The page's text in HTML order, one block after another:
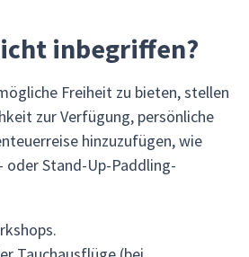
inbegriffen?
Freiheit zu bieten, stellen
zur Verfügung, persönliche
hinzuzufügen, wie
oder Stand-Up-Paddling-